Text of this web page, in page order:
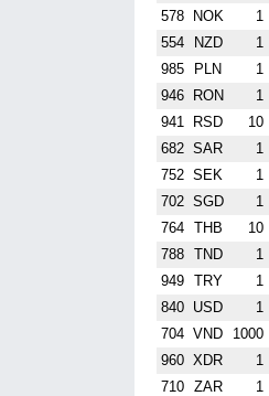
578 NOK 1
554 NZD 1
985 PLN 1
946 RON 1
941 RSD 10
682 SAR 1
752 SEK 1
702 SGD 1
764 THB 10
788 TND 1
949 TRY 1
840 USD 1
704 VND 1000
960 XDR 1
710 ZAR 1